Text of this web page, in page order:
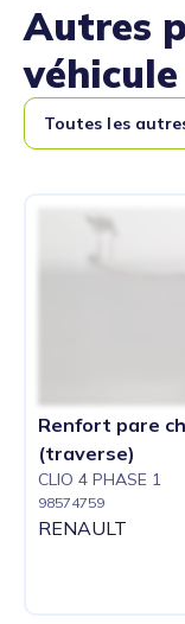
Autres
véhicule
Toutes les
Renfort pare
(traverse)
CLIO 4 PHASE 1
98574759
RENAULT